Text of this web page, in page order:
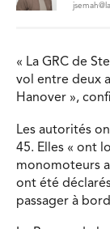
« La GRC de
vol entre deux
Hanover »,
Les autorités
45. Elles « ont
monomoteurs
ont été
passager à